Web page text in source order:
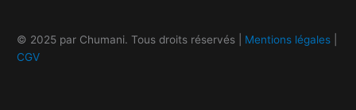
© 2025 par Chumani. Tous droits réservés | Mentions légales|
CGV